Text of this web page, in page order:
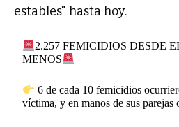
estables" hasta hoy.
2.257 FEMICIDIOS DESDE
MENOS
6 de cada 10 femicidios
víctima, y en manos de sus parejas